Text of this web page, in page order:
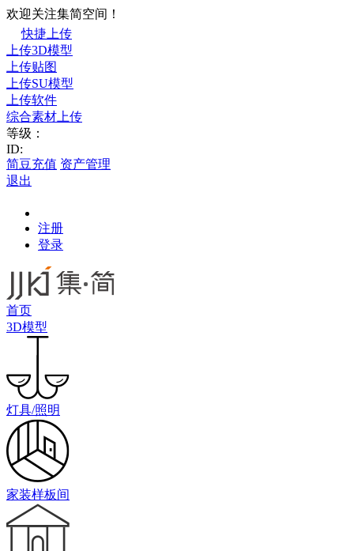
欢迎关注集简空间！
快捷上传
上传3D模型
上传贴图
上传SU模型
上传软件
综合素材上传
等级：
ID:
简豆充值 资产管理
退出
注册
登录
首页
3D模型
灯具/照明
家装样板间